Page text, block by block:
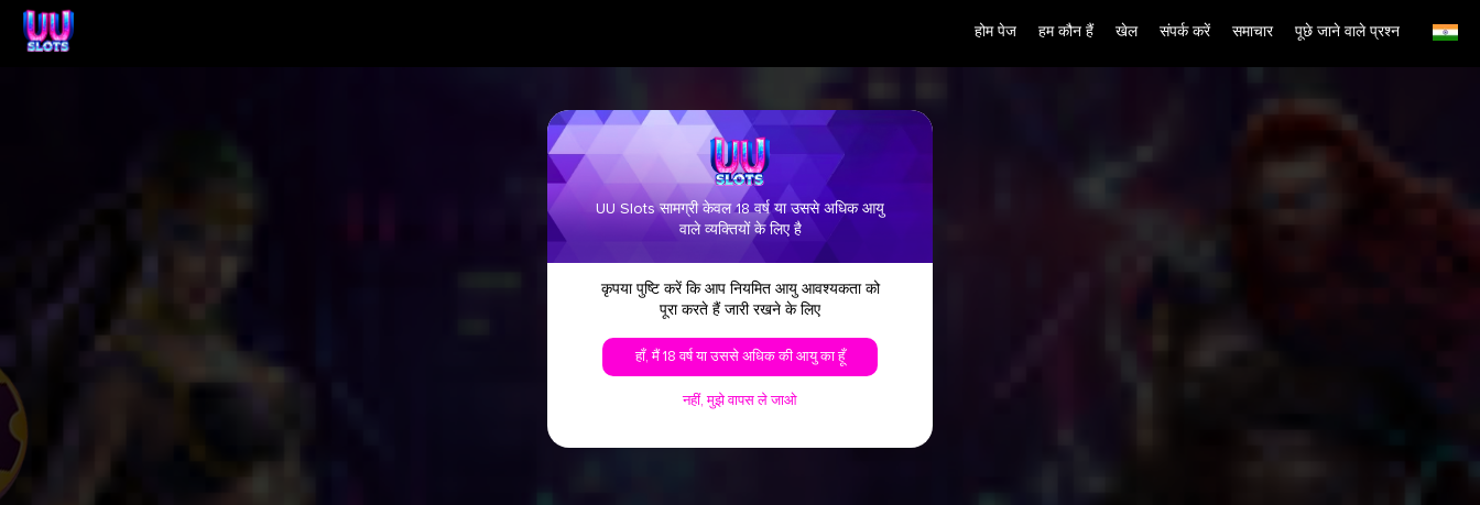
होम पेज हम कौन हैं खेल संपर्क करें समाचार पूछे जाने वाले प्रश्न
खेल
UU Slots सामग्री केवल 18 वर्ष या उससे अधिक आयु
वाले व्यक्तियों के लिए है
कृपया पुष्टि करें कि आप नियमित आयु आवश्यकता को
पूरा करते हैं जारी रखने के लिए
हाँ, मैं 18 वर्ष या उससे अधिक की आयु का हूँ
नहीं, मुझे वापस ले जाओ